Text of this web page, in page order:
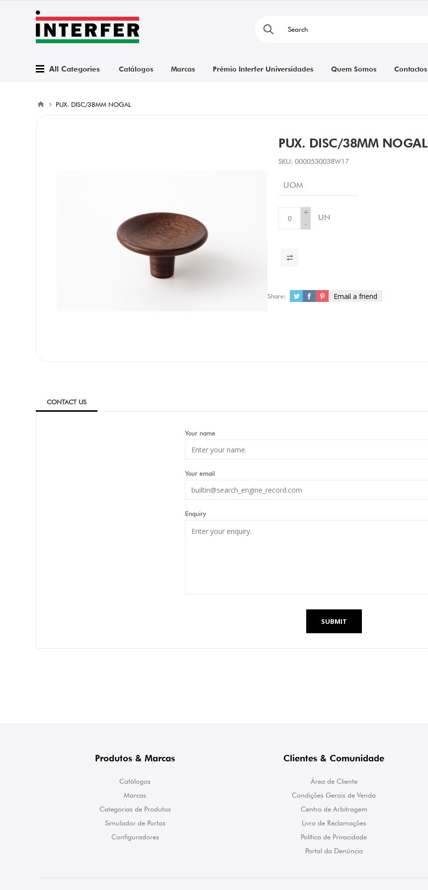
All Categories Catálogos Marcas Prémio Interfer Universidades Quem Somos Contactos
PUX. DISC/38MM NOGAL
PUX. DISC/38MM NOGAL
SKU: 0000530038W17
UOM
+
-
UN
Share: Email a friend
CONTACT US
Your name
Your email
Enquiry
SUBMIT
Produtos & Marcas
Catálogos
Marcas
Categorias de Produtos
Simulador de Portas
Configuradores
Clientes & Comunidade
Área de Cliente
Condições Gerais de Venda
Centro de Arbitragem
Livro de Reclamações
Política de Privacidade
Portal da Denúncia